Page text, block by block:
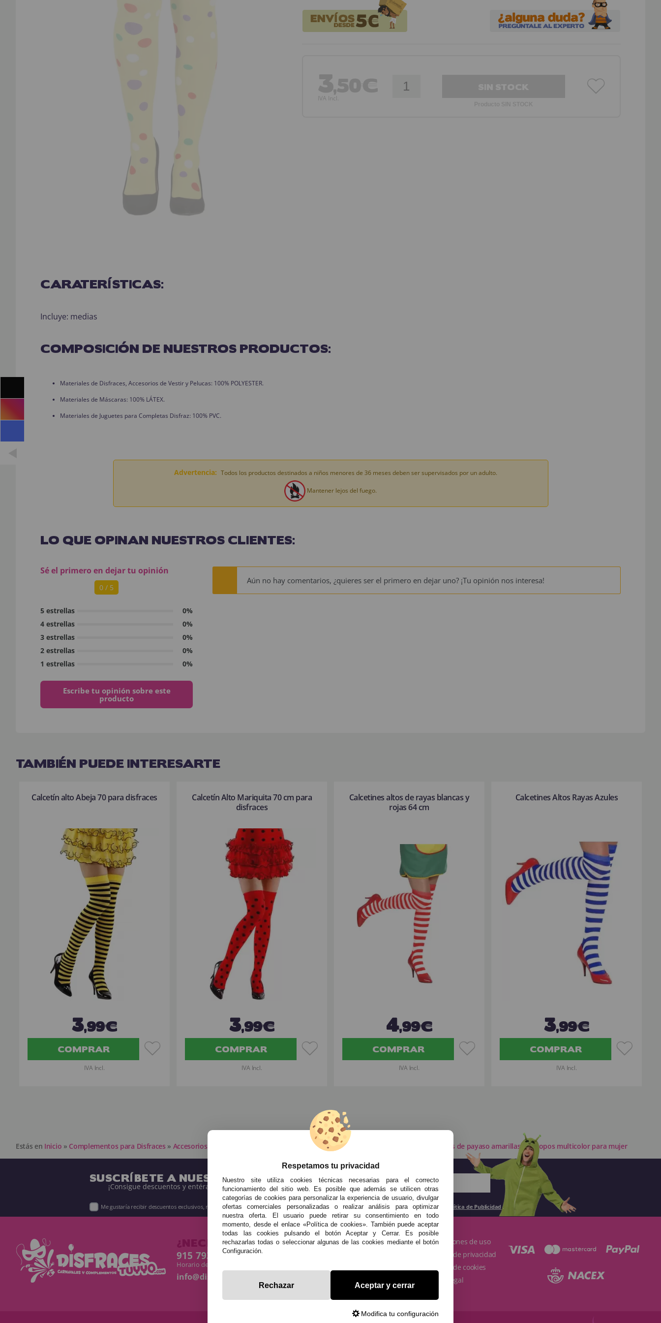
3,50€
IVA Incl.
CARATERÍSTICAS:
Incluye: medias
COMPOSICIÓN DE NUESTROS PRODUCTOS:
Materiales de Disfraces, Accesorios de Vestir y Pelucas: 100% POLYESTER.
Materiales de Máscaras: 100% LÁTEX.
Materiales de Juguetes para Completas Disfraz: 100% PVC.
Advertencia: Todos los productos destinados a niños menores de 36 meses deben ser supervisados por un adulto.
Mantener lejos del fuego.
LO QUE OPINAN NUESTROS CLIENTES:
Sé el primero en dejar tu opinión
0 / 5
5 estrellas
0%
4 estrellas
0%
3 estrellas
0%
2 estrellas
0%
1 estrellas
0%
Escribe tu opinión sobre este
producto
Aún no hay comentarios, ¿quieres ser el primero en dejar uno? ¡Tu opinión nos interesa!
TAMBIÉN PUEDE INTERESARTE
Calcetín alto Abeja 70 para disfraces
3,99€
COMPRAR
IVA Incl.
Calcetín Alto Mariquita 70 cm para
disfraces
3,99€
COMPRAR
IVA Incl.
Calcetines altos de rayas blancas y
rojas 64 cm
4,99€
COMPRAR
IVA Incl.
Calcetines Altos Rayas Azules
3,99€
COMPRAR
IVA Incl.
Estás en Inicio » Complementos para Disfraces » Accesorios para Piernas Disfraces Medias, Pantys y Calcetines para Disfraces Medias de payaso amarillas con topos multicolor para mujer
SUSCRÍBETE A NUESTRA NEWSLETTER
¡Consigue descuentos y entérate de todo antes que nadie!
Me gustaría recibir descuentos exclusivos, novedades y tendencias por e-mail. Puedo darme de baja cuando quiera según lo recogido en la Política de Publicidad .
¿NECESITAS AYUDA?
915 793 695
Horario de Lunes a Sábados de 10 a 14h y de 17 a 20h
info@disfracestuyyo.com
· Quiénes somos
· Condiciones de uso
· Política de privacidad
· Política de cookies
· Aviso Legal
Respetamos tu privacidad
Nuestro site utiliza cookies técnicas necesarias para el correcto
funcionamiento del sitio web. Es posible que además se utilicen otras
categorías de cookies para personalizar la experiencia de usuario, divulgar
ofertas comerciales personalizadas o realizar análisis para optimizar
nuestra oferta. El usuario puede retirar su consentimiento en todo
momento, desde el enlace «Política de cookies». También puede aceptar
todas las cookies pulsando el botón Aceptar y Cerrar. Es posible
rechazarlas todas o seleccionar algunas de las cookies mediante el botón
Configuración.
Rechazar Aceptar y cerrar
Modifica tu configuración